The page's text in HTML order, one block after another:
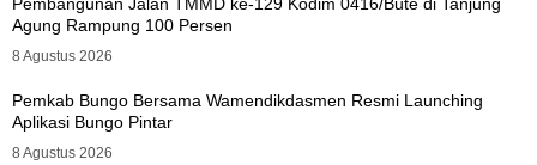
Agung Rampung 100 Persen
8 Agustus 2026
Pemkab Bungo Bersama Wamendikdasmen Resmi Launching
Aplikasi Bungo Pintar
8 Agustus 2026